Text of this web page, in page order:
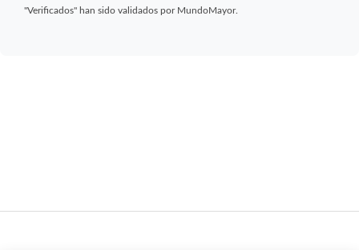
"Verificados" han sido validados por MundoMayor.